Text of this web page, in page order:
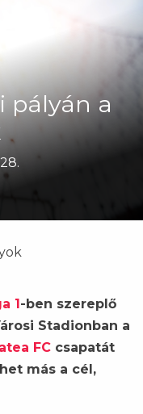
pályán a
1-ben szereplő
Stadionban a
FC csapatát
más a cél,